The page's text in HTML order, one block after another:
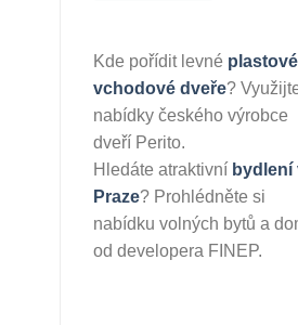
Kde pořídit levné plastové
vchodové dveře?
nabídky českého výrobce
dveří Perito.
Hledáte atraktivní bydlení
Praze? Prohlédněte si
nabídku volných bytů a
od developera FINEP.